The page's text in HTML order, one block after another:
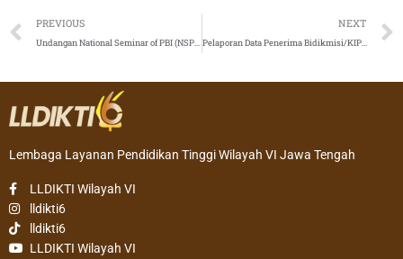
Prev
PREVIOUS
Undangan National Seminar of PBI (NSPBI) 2023 oleh Universitas Pekalongan
NEXT
Pelaporan Data Penerima Bidikmisi/KIP K On Going Semester Genap TA 2022/2023
Lembaga Layanan Pendidikan Tinggi Wilayah VI Jawa Tengah
LLDIKTI Wilayah VI
lldikti6
lldikti6
LLDIKTI Wilayah VI